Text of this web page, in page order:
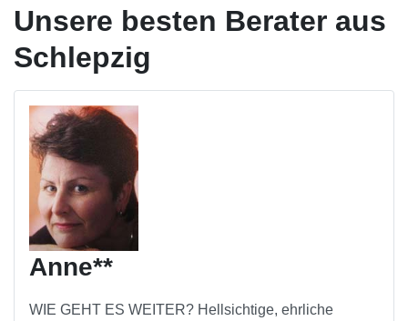
Unsere besten Berater aus
Schlepzig
Anne**
WIE GEHT ES WEITER? Hellsichtige, ehrliche